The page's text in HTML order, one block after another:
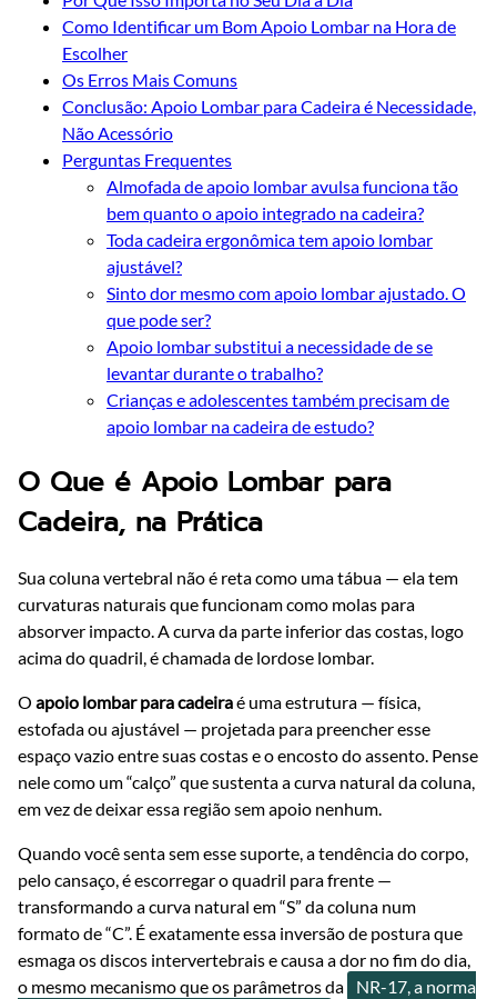
Como Identificar um Bom Apoio Lombar na Hora de
Escolher
Os Erros Mais Comuns
Conclusão: Apoio Lombar para Cadeira é Necessidade,
Não Acessório
Perguntas Frequentes
Almofada de apoio lombar avulsa funciona tão
bem quanto o apoio integrado na cadeira?
Toda cadeira ergonômica tem apoio lombar
ajustável?
Sinto dor mesmo com apoio lombar ajustado. O
que pode ser?
Apoio lombar substitui a necessidade de se
levantar durante o trabalho?
Crianças e adolescentes também precisam de
apoio lombar na cadeira de estudo?
O Que é Apoio Lombar para
Cadeira, na Prática
Sua coluna vertebral não é reta como uma tábua — ela tem
curvaturas naturais que funcionam como molas para
absorver impacto. A curva da parte inferior das costas, logo
acima do quadril, é chamada de lordose lombar.
O apoio lombar para cadeiraé uma estrutura — física,
estofada ou ajustável — projetada para preencher esse
espaço vazio entre suas costas e o encosto do assento. Pense
nele como um “calço” que sustenta a curva natural da coluna,
em vez de deixar essa região sem apoio nenhum.
Quando você senta sem esse suporte, a tendência do corpo,
pelo cansaço, é escorregar o quadril para frente —
transformando a curva natural em “S” da coluna num
formato de “C”. É exatamente essa inversão de postura que
esmaga os discos intervertebrais e causa a dor no fim do dia,
o mesmo mecanismo que os parâmetros da
NR-17, a norma